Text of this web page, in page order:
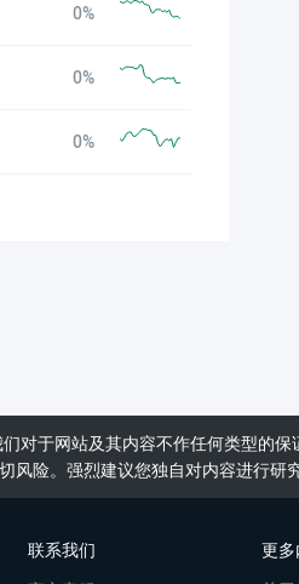
0%
0%
0%
会议
公告
占
对于网站及其内容不作任何类型的
险。强烈建议您独自对内容进行研
联系我们
更多